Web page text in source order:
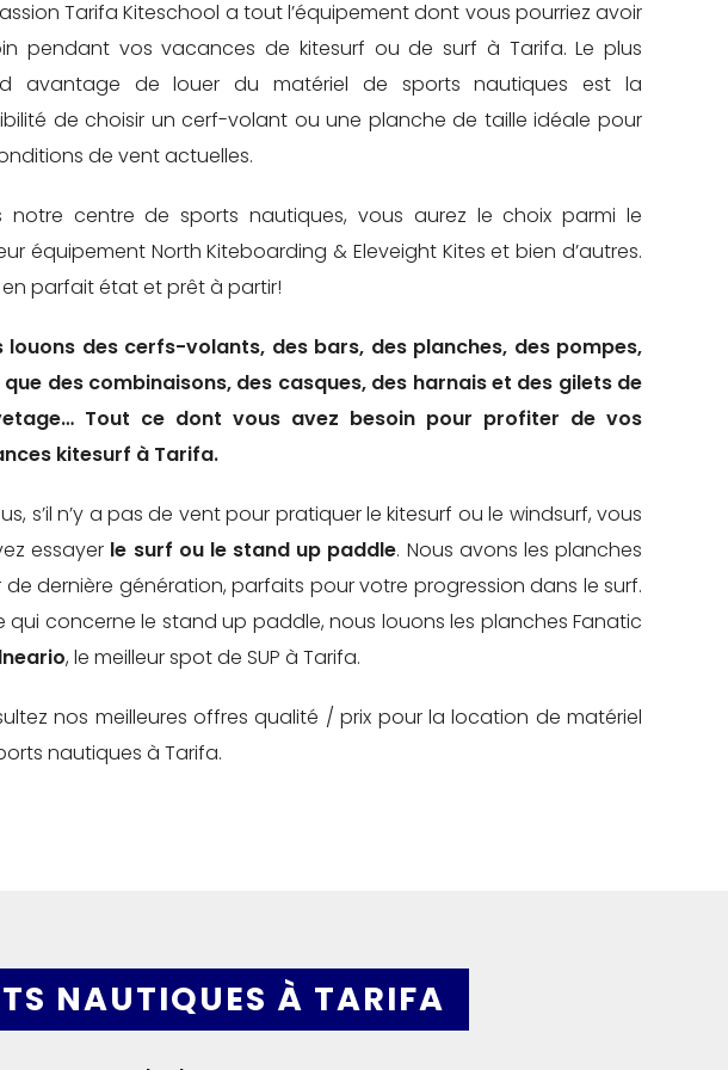
Tarifa Kiteschool a tout l’équipement dont vous pourriez avoir
pendant vos vacances de kitesurf ou de surf à Tarifa. Le plus
avantage de louer du matériel de sports nautiques est la
de choisir un cerf-volant ou une planche de taille idéale pour
de vent actuelles.
notre centre de sports nautiques, vous aurez le choix parmi le
équipement North Kiteboarding & Eleveight Kites et bien d’autres.
parfait état et prêt à partir!
louons des cerfs-volants, des bars, des planches, des pompes,
que des combinaisons, des casques, des harnais et des gilets de
Tout ce dont vous avez besoin pour profiter de vos
kitesurf à Tarifa.
s’il n’y a pas de vent pour pratiquer le kitesurf ou le windsurf, vous
essayer le surf ou le stand up paddle. Nous avons les planches
de dernière génération, parfaits pour votre progression dans le surf.
qui concerne le stand up paddle, nous louons les planches Fanatic
, le meilleur spot de SUP à Tarifa.
nos meilleures offres qualité / prix pour la location de matériel
nautiques à Tarifa.
NAUTIQUES À TARIFA